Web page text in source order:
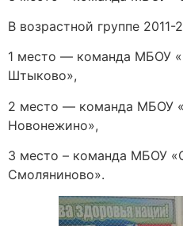
В возрастной группе
1 место — команда МБОУ
Штыково»,
2 место — команда МБОУ
Новонежино»,
3 место – команда МБОУ
Смоляниново».